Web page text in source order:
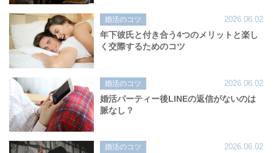
婚活のコツ 2026.06.02
年下彼氏と付き合う4つのメリットと楽し
く交際するためのコツ
婚活のコツ 2026.06.02
婚活パーティー後LINEの返信がないのは
脈なし？
婚活のコツ 2026.06.02